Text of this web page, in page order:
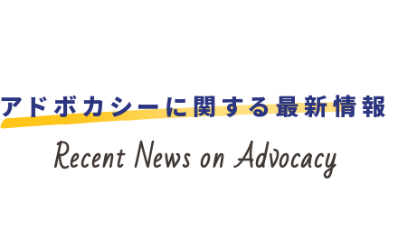
アドボカシーに関する最新情報
Recent News on Advocacy